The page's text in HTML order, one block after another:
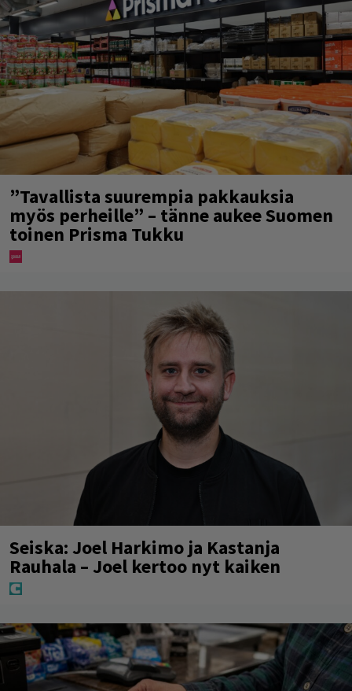
”Tavallista suurempia pakkauksia
myös perheille” – tänne aukee Suomen
toinen Prisma Tukku
Seiska: Joel Harkimo ja Kastanja
Rauhala – Joel kertoo nyt kaiken